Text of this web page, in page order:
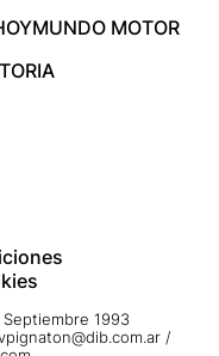
MUNDO MOTOR
1993
/